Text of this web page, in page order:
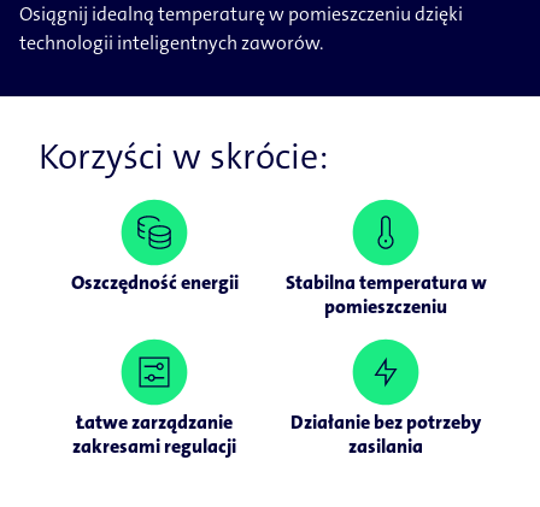
Osiągnij idealną temperaturę w pomieszczeniu dzięki
technologii inteligentnych zaworów.
Korzyści w skrócie:
Oszczędność energii
Stabilna temperatura w
pomieszczeniu
Łatwe zarządzanie
zakresami regulacji
Działanie bez potrzeby
zasilania